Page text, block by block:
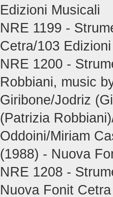
Edizioni Musicali
NRE 1199 -
Cetra/103
NRE 1200 -
Robbiani, music
Giribone/Jodriz
(Patrizia
Oddoini/Miriam
(1988) - Nuova
NRE 1208 -
Nuova Fonit